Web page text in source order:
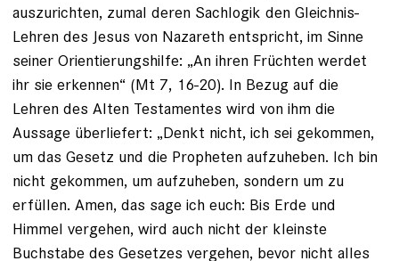
auszurichten, zumal deren Sachlogik den Gleichnis-
Lehren des Jesus von Nazareth entspricht, im Sinne
seiner Orientierungshilfe: „An ihren Früchten werdet
ihr sie erkennen“ (Mt 7, 16-20). In Bezug auf die
Lehren des Alten Testamentes wird von ihm die
Aussage überliefert: „Denkt nicht, ich sei gekommen,
um das Gesetz und die Propheten aufzuheben. Ich bin
nicht gekommen, um aufzuheben, sondern um zu
erfüllen. Amen, das sage ich euch: Bis Erde und
Himmel vergehen, wird auch nicht der kleinste
Buchstabe des Gesetzes vergehen, bevor nicht alles